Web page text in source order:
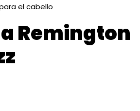
el cabello
Remington